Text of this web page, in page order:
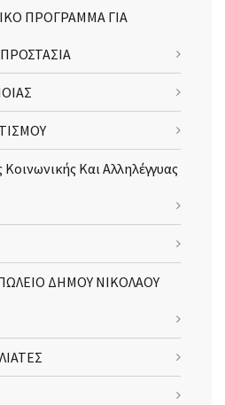
ΠΡΟΓΡΑΜΜΑ ΓΙΑ
Και Αλληλέγγυας
ΔΗΜΟΥ ΝΙΚΟΛΑΟΥ